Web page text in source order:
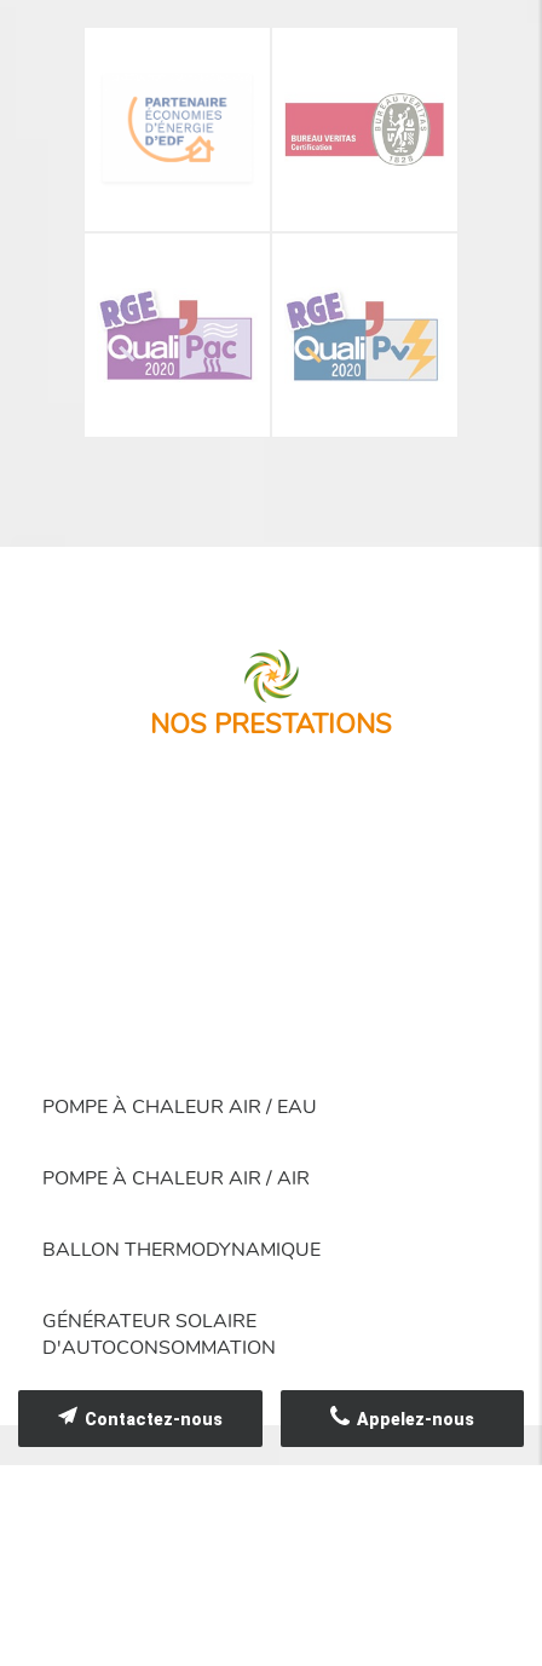
NOS PRESTATIONS
POMPE À CHALEUR AIR / EAU
POMPE À CHALEUR AIR / AIR
BALLON THERMODYNAMIQUE
GÉNÉRATEUR SOLAIRE
D'AUTOCONSOMMATION
Appelez-nous
Contactez-nous